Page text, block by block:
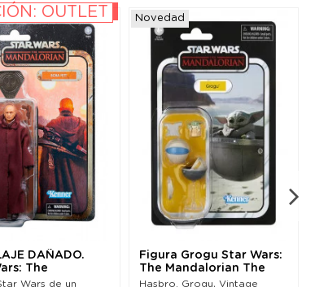
-20%
OUTLET
DAÑADO.
The
Credit
Wars de un
Novedad
Figura Grogu Star Wars:
The Mandalorian The
Vintage...
Hasbro. Grogu, Vintage